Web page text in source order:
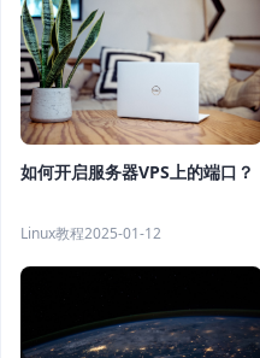
如何开启服务器VPS上的端口？
Linux教程2025-01-12